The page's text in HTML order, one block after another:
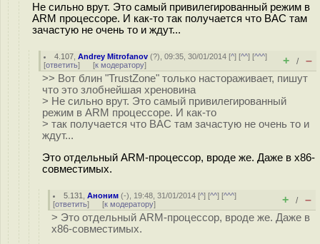
Не сильно врут. Это самый привилегированный режим в
ARM процессоре. И как-то так получается что ВАС там
зачастую не очень то и ждут...
4.107 ,Andrey Mitrofanov (?), 09:35, 30/01/2014 [^] [^^] [^^^]
[ответить] [к модератору] + / –
>> Вот блин "TrustZone" только настораживает, пишут
что это злобнейшая хреновина
> Не сильно врут. Это самый привилегированный
режим в ARM процессоре. И как-то
> так получается что ВАС там зачастую не очень то и
ждут...
Это отдельный ARM-процессор, вроде же. Даже в x86-
совместимых.
5.131 ,Аноним (-), 19:48, 31/01/2014 [^] [^^] [^^^]
[ответить] [к модератору] + / –
> Это отдельный ARM-процессор, вроде же. Даже в
x86-совместимых.